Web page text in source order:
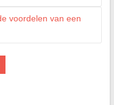
voordelen van een